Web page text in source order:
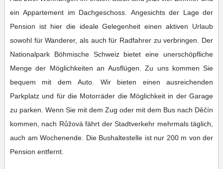
ein Appartement im Dachgeschoss. Angesichts der Lage der
Pension ist hier die ideale Gelegenheit einen aktiven Urlaub
sowohl für Wanderer, als auch für Radfahrer zu verbringen. Der
Nationalpark Böhmische Schweiz bietet eine unerschöpfliche
Menge der Möglichkeiten an Ausflügen. Zu uns kommen Sie
bequem mit dem Auto. Wir bieten einen ausreichenden
Parkplatz und für die Motorräder die Möglichkeit in der Garage
zu parken. Wenn Sie mit dem Zug oder mit dem Bus nach Děčín
kommen, nach Růžová fährt der Stadtverkehr mehrmals täglich,
auch am Wochenende. Die Bushaltestelle ist nur 200 m von der
Pension entfernt.